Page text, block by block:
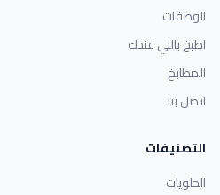
الوصفات
اطبخ باللي عندك
المطابخ
اتصل بنا
التصنيفات
الحلويات